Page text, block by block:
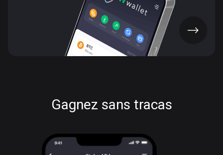
OBTENIR L'APP
Gagnez sans tracas